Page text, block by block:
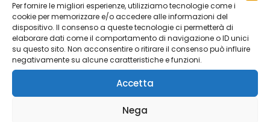
Per fornire le migliori esperienze, utilizziamo tecnologie come i
cookie per memorizzare e/o accedere alle informazioni del
dispositivo. Il consenso a queste tecnologie ci permetterà di
elaborare dati come il comportamento di navigazione o ID unici
su questo sito. Non acconsentire o ritirare il consenso può influire
negativamente su alcune caratteristiche e funzioni.
Accetta
Nega
ISSN: 2240-0192
Editorial requirements
Resources